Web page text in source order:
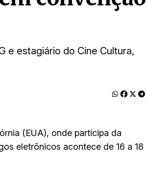
e estagiário do Cine Cultura,
(EUA), onde participa da
eletrônicos acontece de 16 a 18